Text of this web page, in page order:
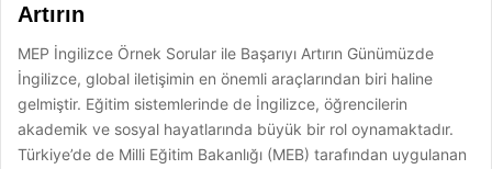
Artırın
MEP İngilizce Örnek Sorular ile Başarıyı Artırın Günümüzde
İngilizce, global iletişimin en önemli araçlarından biri haline
gelmiştir. Eğitim sistemlerinde de İngilizce, öğrencilerin
akademik ve sosyal hayatlarında büyük bir rol oynamaktadır.
Türkiye’de de Milli Eğitim Bakanlığı (MEB) tarafından uygulanan